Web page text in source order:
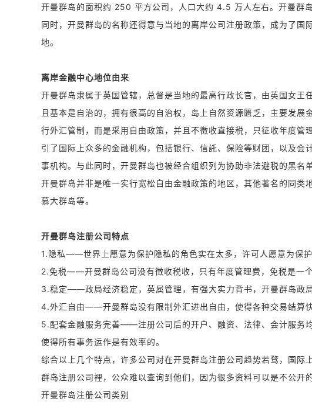
开曼群岛的面积约 250 平方公司，人口大约 4.5 万人左右。开曼群
同时，开曼群岛的名称还得意与当地的离岸公司注册政策，成为了国
地。
离岸金融中心地位由来
开曼群岛隶属于英国管辖，总督是当地的最高行政长官，由英国女王
且基本是自治的，拥有很高的自治权，岛上自然资源匮乏，主要发展
行外汇管制，而是采用自由政策，并且不徵收直接税，只征收年度管
引了国际上众多的金融机构，包括银行、信託、保险等财团，以及会
事机构。与此同时，开曼群岛也被经合组织列为协助非法避税的黑名
开曼群岛并非是唯一实行宽松自由金融政策的地区，其他著名的同类
慕大群岛等。
开曼群岛注册公司特点
1.隐私——世界上愿意为保护隐私的角色实在太多，许可人愿意为保
2.免税——开曼群岛公司没有徵收税收，只有年度管理费，免税是一
3.稳定——政局经济稳定，英属管理，有强大实力背书，开曼群岛政
4.外汇自由——开曼群岛没有限制外汇进出自由，使得各种交易结算
5.配套金融服务完善——注册公司后的开户、融资、法律、会计服务
使得所有事务运作是有效率的。
综合以上几个特点，许多公司对在开曼群岛注册公司趋势若骛，国际
群岛注册公司裡，公众难以查询到他们，因为很多资料可以是不公开
开曼群岛注册公司类别